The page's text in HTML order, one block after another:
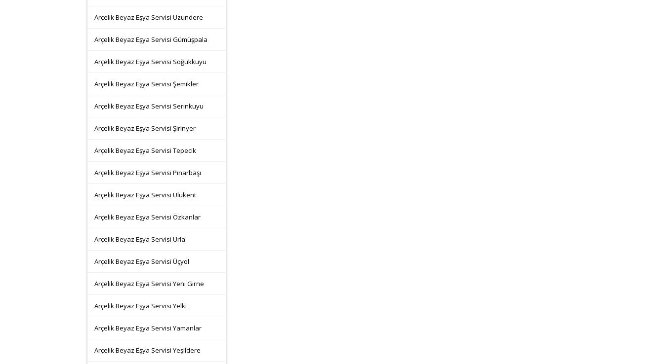
Arçelik Beyaz Eşya Servisi Uzundere
Arçelik Beyaz Eşya Servisi Gümüşpala
Arçelik Beyaz Eşya Servisi Soğukkuyu
Arçelik Beyaz Eşya Servisi Şemikler
Arçelik Beyaz Eşya Servisi Serinkuyu
Arçelik Beyaz Eşya Servisi Şirinyer
Arçelik Beyaz Eşya Servisi Tepecik
Arçelik Beyaz Eşya Servisi Pınarbaşı
Arçelik Beyaz Eşya Servisi Ulukent
Arçelik Beyaz Eşya Servisi Özkanlar
Arçelik Beyaz Eşya Servisi Urla
Arçelik Beyaz Eşya Servisi Üçyol
Arçelik Beyaz Eşya Servisi Yeni Girne
Arçelik Beyaz Eşya Servisi Yelki
Arçelik Beyaz Eşya Servisi Yamanlar
Arçelik Beyaz Eşya Servisi Yeşildere